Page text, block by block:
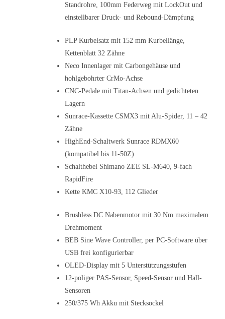
Standrohre, 100mm Federweg mit LockOut und
einstellbarer Druck- und Rebound-Dämpfung
PLP Kurbelsatz mit 152 mm Kurbellänge,
Kettenblatt 32 Zähne
Neco Innenlager mit Carbongehäuse und
hohlgebohrter CrMo-Achse
CNC-Pedale mit Titan-Achsen und gedichteten
Lagern
Sunrace-Kassette CSMX3 mit Alu-Spider, 11 – 42
Zähne
HighEnd-Schaltwerk Sunrace RDMX60
(kompatibel bis 11-50Z)
Schalthebel Shimano ZEE SL-M640, 9-fach
RapidFire
Kette KMC X10-93, 112 Glieder
Brushless DC Nabenmotor mit 30 Nm maximalem
Drehmoment
BEB Sine Wave Controller, per PC-Software über
USB frei konfigurierbar
OLED-Display mit 5 Unterstützungsstufen
12-poliger PAS-Sensor, Speed-Sensor und Hall-
Sensoren
250/375 Wh Akku mit Stecksockel